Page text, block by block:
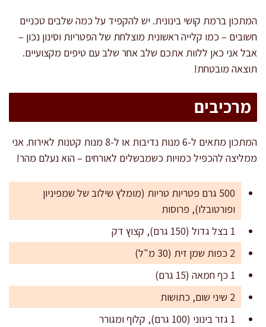
המתכון ברמת קושי בינונית. יש להקפיד על כמה שלבים טכניים
חשובים – כמו קלייה ראשונית מוצלחת של הפטריות וסינון נכון –
אבל אני כאן ללוות אתכם שלב אחר שלב עם טיפים מקצועיים.
תוצאה מובטחת!
מרכיבים
המתכון מתאים ל-6 מנות נדיבות או ל-8 מנות קטנות לאירוח. אני
ממליצה להכפיל כמויות כשמבשלים לאורחים – הוא נעלם מהר!
500 גרם פטריות טריות (מומלץ שילוב של שמפיניון
ופורטובלו), פרוסות
1 בצל גדול (150 גרם), קצוץ דק
2 כפות שמן זית (30 מ"ל)
1 כף חמאה (15 גרם)
2 שיני שום, כתושות
1 גזר בינוני (100 גרם), קלוף ומגורר